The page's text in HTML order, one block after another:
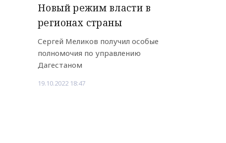
Новый режим власти в
регионах страны
Сергей Меликов получил особые
полномочия по управлению
Дагестаном
19.10.2022 18:47